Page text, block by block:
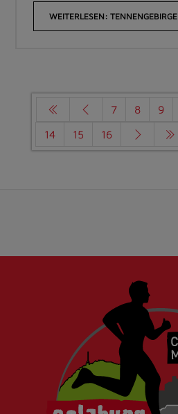
WEITERLESEN: TENNENGEBIRGE
7 8 9
14
15 16